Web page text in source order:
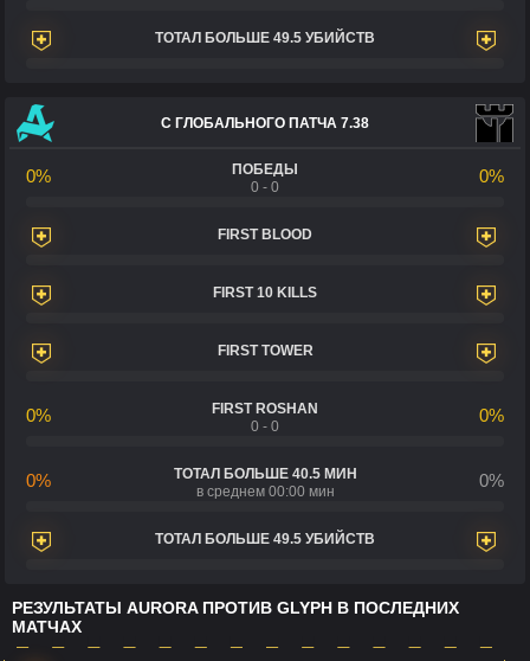
ТОТАЛ БОЛЬШЕ 49.5 УБИЙСТВ
С ГЛОБАЛЬНОГО ПАТЧА 7.38
0%
ПОБЕДЫ
0 - 0
0%
FIRST BLOOD
FIRST 10 KILLS
FIRST TOWER
0%
FIRST ROSHAN
0 - 0
0%
0%
ТОТАЛ БОЛЬШЕ 40.5 МИН
в среднем 00:00 мин
0%
ТОТАЛ БОЛЬШЕ 49.5 УБИЙСТВ
РЕЗУЛЬТАТЫ AURORA ПРОТИВ GLYPH В ПОСЛЕДНИХ
МАТЧАХ